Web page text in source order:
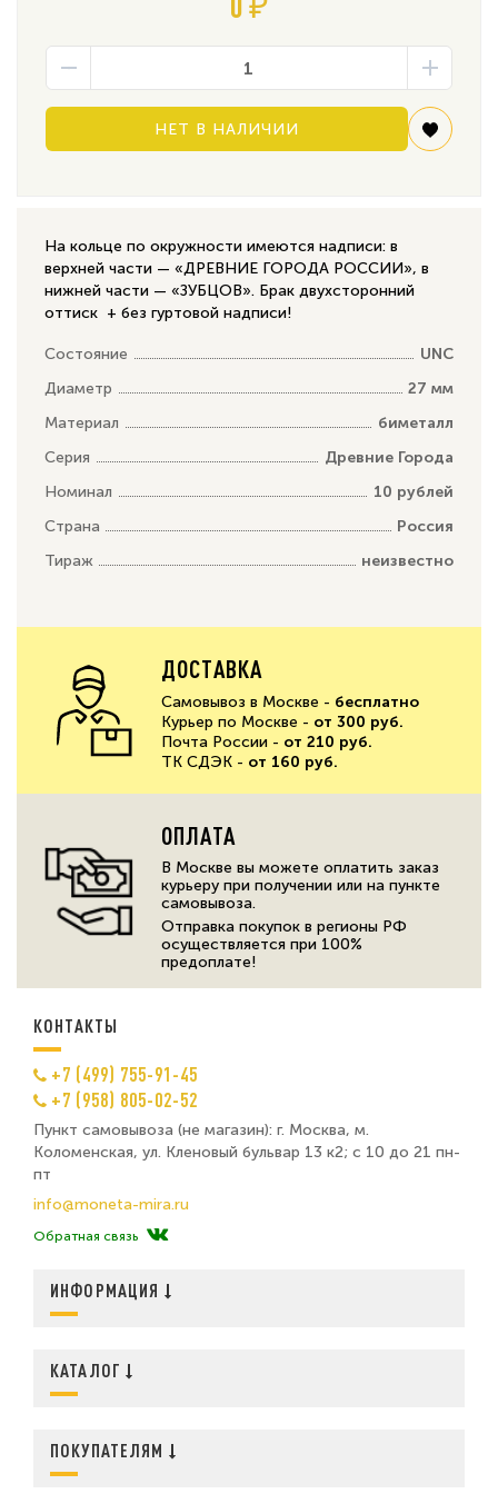
НЕТ В НАЛИЧИИ
На кольце по окружности имеются надписи: в
верхней части — «ДРЕВНИЕ ГОРОДА РОССИИ», в
нижней части — «ЗУБЦОВ». Брак двухсторонний
оттиск + без гуртовой надписи!
Состояние
UNC
Диаметр
27 мм
Материал
биметалл
Серия
Древние Города
Номинал
10 рублей
Страна
Россия
Тираж
неизвестно
ДОСТАВКА
Самовывоз в Москве - бесплатно
Курьер по Москве - от 300 руб.
Почта России - от 210 руб.
ТК СДЭК - от 160 руб.
ОПЛАТА
В Москве вы можете оплатить заказ
курьеру при получении или на пункте
самовывоза.
Отправка покупок в регионы РФ
осуществляется при 100%
предоплате!
КОНТАКТЫ
+7 (499) 755-91-45
+7 (958) 805-02-52
Пункт самовывоза (не магазин): г. Москва, м.
Коломенская, ул. Кленовый бульвар 13 к2; с 10 до 21 пн-
пт
info@moneta-mira.ru
Обратная связь
ИНФОРМАЦИЯ
КАТАЛОГ
ПОКУПАТЕЛЯМ